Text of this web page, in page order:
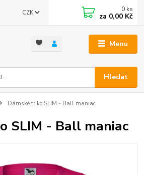
Menu
CZK
Hledat
0 ks
za 0,00 Kč
Dámské triko SLIM - Ball maniac
SLIM - Ball maniac